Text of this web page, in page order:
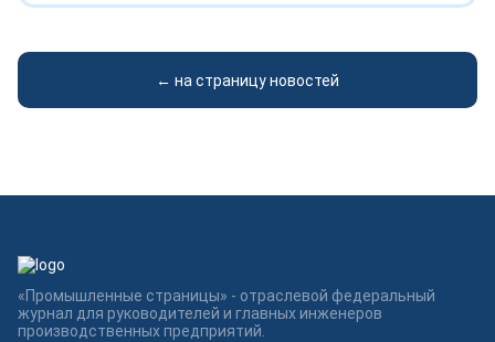
← на страницу новостей
«Промышленные страницы» - отраслевой федеральный
журнал для руководителей и главных инженеров
производственных предприятий.